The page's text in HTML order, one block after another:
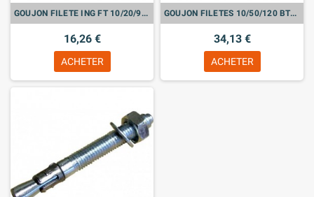
GOUJON FILETE ING FT 10/20/90 BTE DE 25
16,26 €
ACHETER
GOUJON FILETES 10/50/120 BTE DE 25
34,13 €
ACHETER